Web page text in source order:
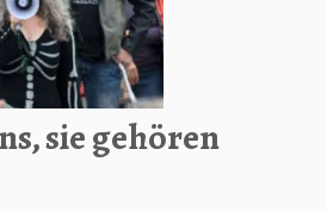
sie gehören